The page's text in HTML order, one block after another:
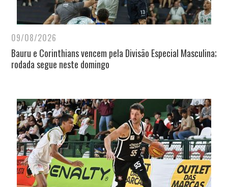
09/08/2026
Bauru e Corinthians vencem pela Divisão Especial Masculina;
rodada segue neste domingo